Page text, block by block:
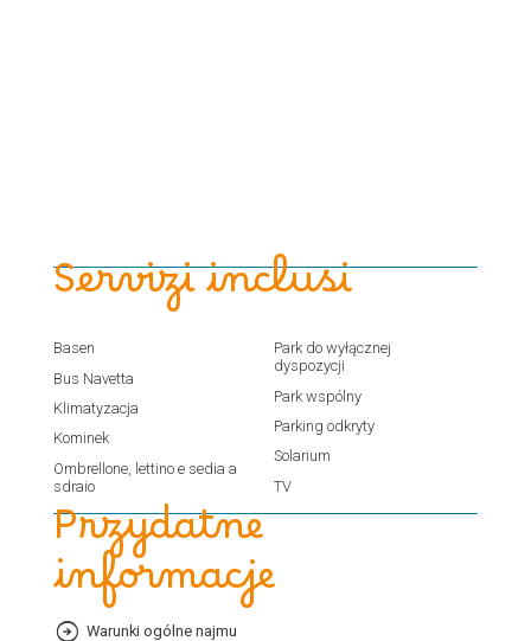
Servizi inclusi
Basen
Bus Navetta
Klimatyzacja
Kominek
Ombrellone, lettino e sedia a
sdraio
Park do wyłącznej
dyspozycji
Park wspólny
Parking odkryty
Solarium
TV
Przydatne
informacje
Warunki ogólne najmu